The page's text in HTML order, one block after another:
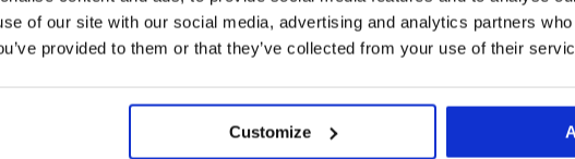
of our site with our social media, advertising and analytics partners
provided to them or that they’ve collected from your use of their
Customize